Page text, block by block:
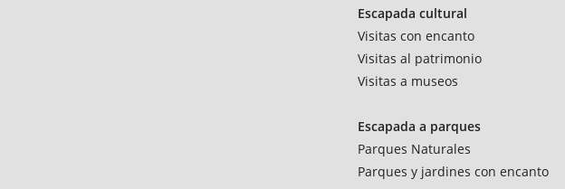
Escapada cultural
Visitas con encanto
Visitas al patrimonio
Visitas a museos
Escapada a parques
Parques Naturales
Parques y jardines con encanto